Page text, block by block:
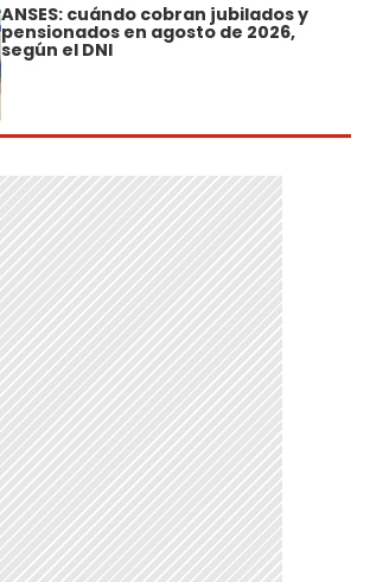
ANSES: cuándo cobran jubilados y
pensionados en agosto de 2026,
según el DNI